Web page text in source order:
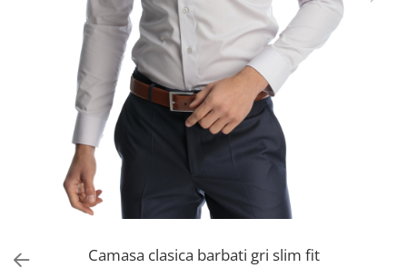
Camasa clasica barbati gri slim fit